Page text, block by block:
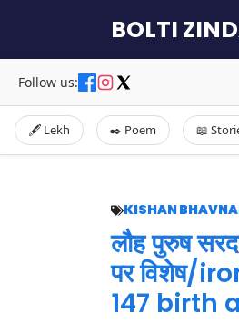
content
BOLTI
Follow us:
🖋️ Lekh ✒️ Poem 📖
KISHAN
लौह पुरुष
पर विशेष/
147 birth